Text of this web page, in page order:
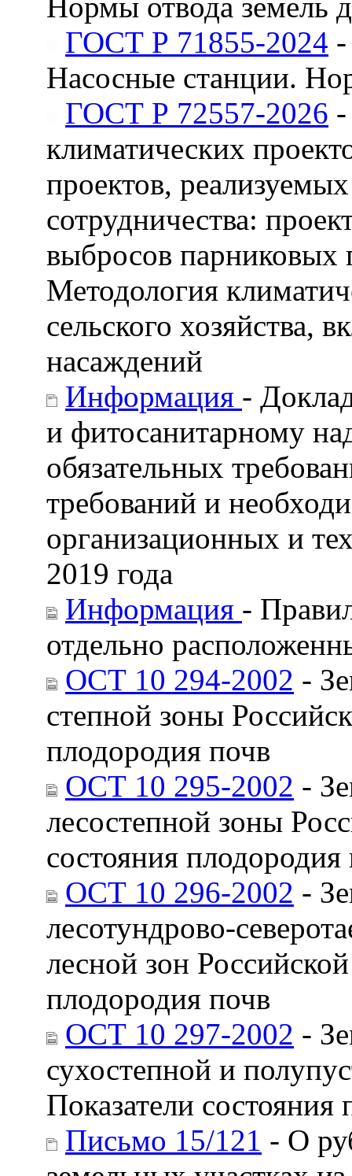
ГОСТ Р 71855-2024
Насосные станции.
ГОСТ Р 72557-2026
климатических
проектов,
сотрудничества:
выбросов парниковых
Методология
сельского хозяйства,
насаждений
Информация -
и фитосанитарному
обязательных
требований и
организационных и
2019 года
Информация -
отдельно
ОСТ 10 294-2002 -
степной зоны
плодородия почв
ОСТ 10 295-2002 -
лесостепной зоны
состояния плодородия
ОСТ 10 296-2002 -
лесотундрово-
лесной зон
плодородия почв
ОСТ 10 297-2002 -
сухостепной и
Показатели состояния
Письмо 15/121 - О